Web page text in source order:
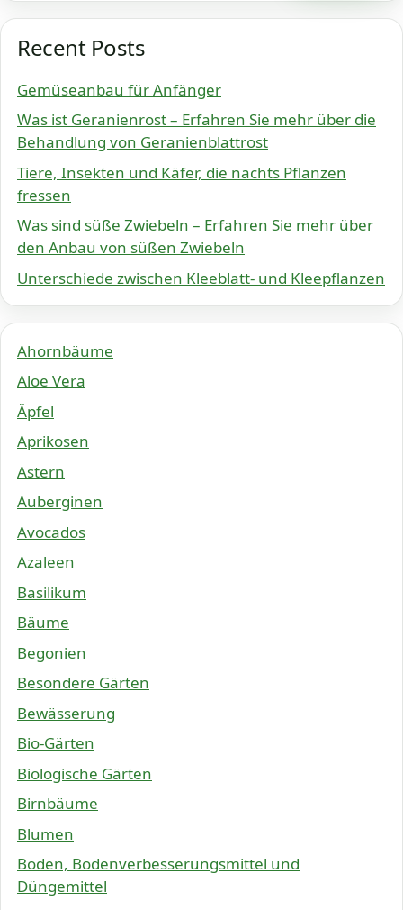
Recent Posts
Gemüseanbau für Anfänger
Was ist Geranienrost – Erfahren Sie mehr über die
Behandlung von Geranienblattrost
Tiere, Insekten und Käfer, die nachts Pflanzen
fressen
Was sind süße Zwiebeln – Erfahren Sie mehr über
den Anbau von süßen Zwiebeln
Unterschiede zwischen Kleeblatt- und Kleepflanzen
Ahornbäume
Aloe Vera
Äpfel
Aprikosen
Astern
Auberginen
Avocados
Azaleen
Basilikum
Bäume
Begonien
Besondere Gärten
Bewässerung
Bio-Gärten
Biologische Gärten
Birnbäume
Blumen
Boden, Bodenverbesserungsmittel und
Düngemittel